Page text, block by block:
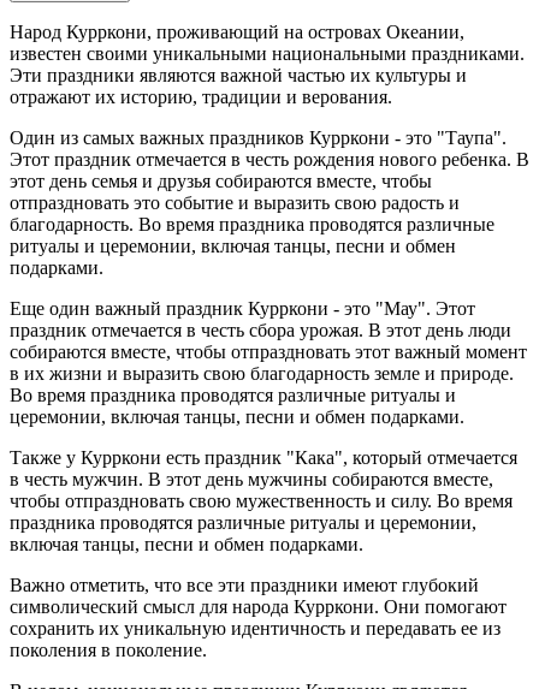
Народ Курркони, проживающий на островах Океании,
известен своими уникальными национальными праздниками.
Эти праздники являются важной частью их культуры и
отражают их историю, традиции и верования.
Один из самых важных праздников Курркони - это "Таупа".
Этот праздник отмечается в честь рождения нового ребенка. В
этот день семья и друзья собираются вместе, чтобы
отпраздновать это событие и выразить свою радость и
благодарность. Во время праздника проводятся различные
ритуалы и церемонии, включая танцы, песни и обмен
подарками.
Еще один важный праздник Курркони - это "Мау". Этот
праздник отмечается в честь сбора урожая. В этот день люди
собираются вместе, чтобы отпраздновать этот важный момент
в их жизни и выразить свою благодарность земле и природе.
Во время праздника проводятся различные ритуалы и
церемонии, включая танцы, песни и обмен подарками.
Также у Курркони есть праздник "Кака", который отмечается
в честь мужчин. В этот день мужчины собираются вместе,
чтобы отпраздновать свою мужественность и силу. Во время
праздника проводятся различные ритуалы и церемонии,
включая танцы, песни и обмен подарками.
Важно отметить, что все эти праздники имеют глубокий
символический смысл для народа Курркони. Они помогают
сохранить их уникальную идентичность и передавать ее из
поколения в поколение.